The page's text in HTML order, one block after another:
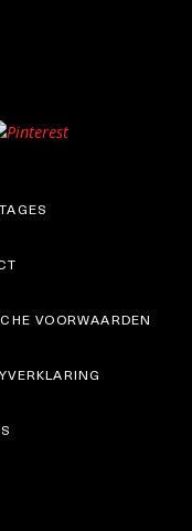
VOORWAARDEN